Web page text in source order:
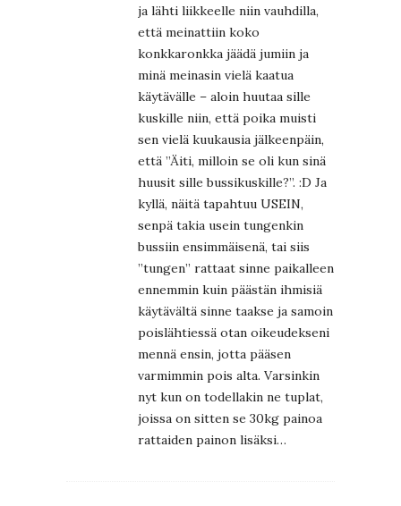
ja lähti liikkeelle niin vauhdilla,
että meinattiin koko
konkkaronkka jäädä jumiin ja
minä meinasin vielä kaatua
käytävälle – aloin huutaa sille
kuskille niin, että poika muisti
sen vielä kuukausia jälkeenpäin,
että ”Äiti, milloin se oli kun sinä
huusit sille bussikuskille?”. :D Ja
kyllä, näitä tapahtuu USEIN,
senpä takia usein tungenkin
bussiin ensimmäisenä, tai siis
”tungen” rattaat sinne paikalleen
ennemmin kuin päästän ihmisiä
käytävältä sinne taakse ja samoin
poislähtiessä otan oikeudekseni
mennä ensin, jotta pääsen
varmimmin pois alta. Varsinkin
nyt kun on todellakin ne tuplat,
joissa on sitten se 30kg painoa
rattaiden painon lisäksi…